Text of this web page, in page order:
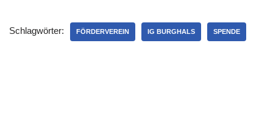
Schlagwörter: FÖRDERVEREIN IG BURGHALS SPENDE